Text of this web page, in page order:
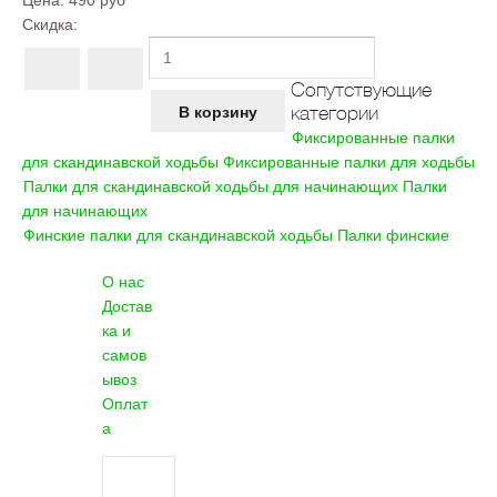
Скидка:
Сопутствующие
категории
Фиксированные палки
для скандинавской ходьбы Фиксированные палки для ходьбы
Палки для скандинавской ходьбы для начинающих Палки
для начинающих
Финские палки для скандинавской ходьбы Палки финские
О нас
Достав
ка и
самов
ывоз
Оплат
а